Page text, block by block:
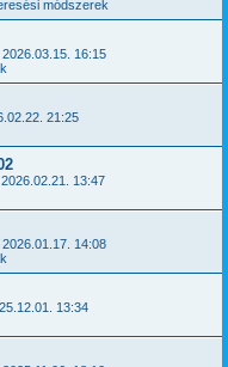
módszerek
2026.03.15. 16:15
21:25
2026.02.21. 13:47
2026.01.17. 14:08
13:34